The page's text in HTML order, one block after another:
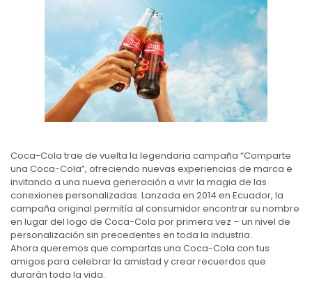
Coca-Cola trae de vuelta la legendaria campaña “Comparte
una Coca-Cola”, ofreciendo nuevas experiencias de marca e
invitando a una nueva generación a vivir la magia de las
conexiones personalizadas. Lanzada en 2014 en Ecuador, la
campaña original permitía al consumidor encontrar su nombre
en lugar del logo de Coca-Cola por primera vez – un nivel de
personalización sin precedentes en toda la industria.
Ahora queremos que compartas una Coca-Cola con tus
amigos para celebrar la amistad y crear recuerdos que
durarán toda la vida.